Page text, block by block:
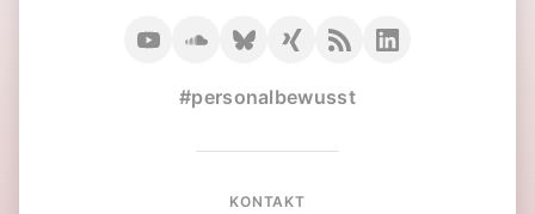
#personalbewusst
KONTAKT